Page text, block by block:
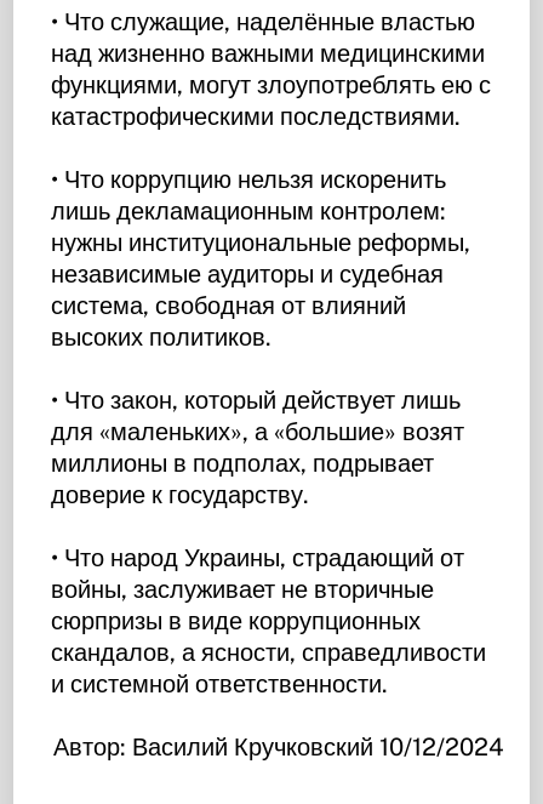
• Что служащие, наделённые властью
над жизненно важными медицинскими
функциями, могут злоупотреблять ею с
катастрофическими последствиями.
• Что коррупцию нельзя искоренить
лишь декламационным контролем:
нужны институциональные реформы,
независимые аудиторы и судебная
система, свободная от влияний
высоких политиков.
• Что закон, который действует лишь
для «маленьких», а «большие» возят
миллионы в подполах, подрывает
доверие к государству.
• Что народ Украины, страдающий от
войны, заслуживает не вторичные
сюрпризы в виде коррупционных
скандалов, а ясности, справедливости
и системной ответственности.
Автор: Василий Кручковский 10/12/2024